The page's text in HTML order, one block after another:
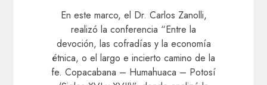
En este marco, el Dr. Carlos Zanolli,
realizó la conferencia “Entre la
devoción, las cofradías y la economía
étnica, o el largo e incierto camino de la
fe. Copacabana – Humahuaca – Potosí